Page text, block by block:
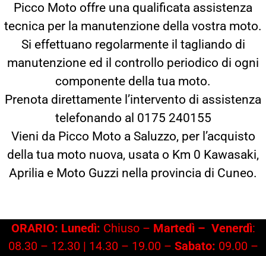
Picco Moto offre una qualificata assistenza
tecnica per la manutenzione della vostra moto.
Si effettuano regolarmente il tagliando di
manutenzione ed il controllo periodico di ogni
componente della tua moto.
Prenota direttamente l’intervento di assistenza
telefonando al 0175 240155
Vieni da Picco Moto a Saluzzo, per l’acquisto
della tua moto nuova, usata o Km 0 Kawasaki,
Aprilia e Moto Guzzi nella provincia di Cuneo.
ORARIO: Lunedì: Chiuso – Martedì – Venerdì:
08.30 – 12.30 | 14.30 – 19.00 – Sabato: 09.00 –